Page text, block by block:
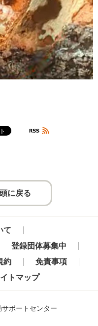
に戻る
て
登録団体募集中
約
免責事項
トマップ
ポートセンター